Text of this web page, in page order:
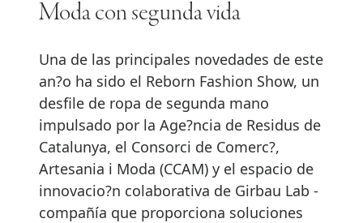
Moda con segunda vida
Una de las principales novedades de este
an?o ha sido el Reborn Fashion Show, un
desfile de ropa de segunda mano
impulsado por la Age?ncia de Residus de
Catalunya, el Consorci de Comerc?,
Artesania i Moda (CCAM) y el espacio de
innovacio?n colaborativa de Girbau Lab -
compañía que proporciona soluciones